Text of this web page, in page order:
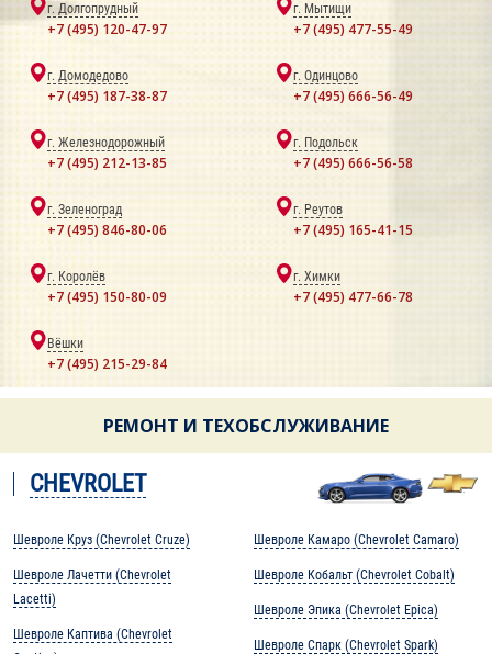
г. Долгопрудный
+7 (495) 120-47-97
г. Мытищи
+7 (495) 477-55-49
г. Домодедово
+7 (495) 187-38-87
г. Одинцово
+7 (495) 666-56-49
г. Железнодорожный
+7 (495) 212-13-85
г. Подольск
+7 (495) 666-56-58
г. Зеленоград
+7 (495) 846-80-06
г. Реутов
+7 (495) 165-41-15
г. Королёв
+7 (495) 150-80-09
г. Химки
+7 (495) 477-66-78
Вёшки
+7 (495) 215-29-84
РЕМОНТ И ТЕХОБСЛУЖИВАНИЕ
CHEVROLET
Шевроле Круз (Chevrolet Cruze)
Шевроле Лачетти (Chevrolet
Lacetti)
Шевроле Каптива (Chevrolet
Шевроле Камаро (Chevrolet Camaro)
Шевроле Кобальт (Chevrolet Cobalt)
Шевроле Эпика (Chevrolet Epica)
Шевроле Спарк (Chevrolet Spark)